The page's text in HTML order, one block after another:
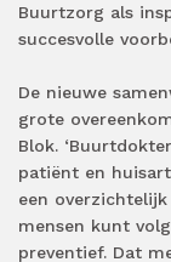
Buurtzorg als
succesvolle
De nieuwe
grote
Blok.
patiënt en
een
mensen kunt
preventief. Dat